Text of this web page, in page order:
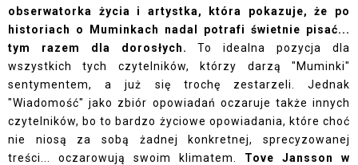
obserwatorka życia i artystka, która pokazuje, że po
historiach o Muminkach nadal potrafi świetnie pisać...
tym razem dla dorosłych. To idealna pozycja dla
wszystkich tych czytelników, którzy darzą "Muminki"
sentymentem, a już się trochę zestarzeli. Jednak
"Wiadomość" jako zbiór opowiadań oczaruje także innych
czytelników, bo to bardzo życiowe opowiadania, które choć
nie niosą za sobą żadnej konkretnej, sprecyzowanej
treści... oczarowują swoim klimatem. Tove Jansson w